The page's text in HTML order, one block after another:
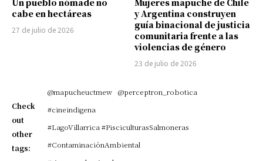
Un pueblo nómade no
cabe en hectáreas
27 de julio de 2026
Mujeres mapuche de Chile
y Argentina construyen
guía binacional de justicia
comunitaria frente a las
violencias de género
23 de julio de 2026
Check
out
other
tags:
@mapucheuctmew @perceptron_robotica
#cineindigena
#LagoVillarrica #PisciculturasSalmoneras
#ContaminaciónAmbiental